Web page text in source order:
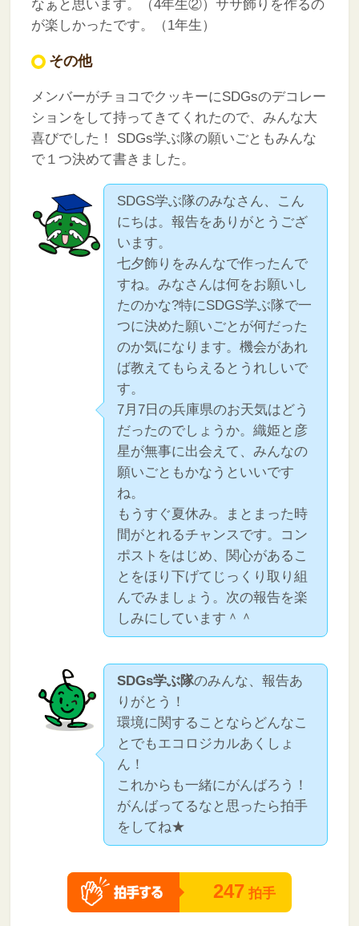
なぁと思います。（4年生②）ササ飾りを作るの
が楽しかったです。（1年生）
その他
メンバーがチョコでクッキーにSDGsのデコレー
ションをして持ってきてくれたので、みんな大
喜びでした！
SDGs学ぶ隊の願いごともみんな
で１つ決めて書きました。
SDGS学ぶ隊のみなさん、こん
にちは。報告をありがとうござ
います。
七夕飾りをみんなで作ったんで
すね。みなさんは何をお願いし
たのかな?特にSDGS学ぶ隊で一
つに決めた願いごとが何だった
のか気になります。機会があれ
ば教えてもらえるとうれしいで
す。
7月7日の兵庫県のお天気はどう
だったのでしょうか。織姫と彦
星が無事に出会えて、みんなの
願いごともかなうといいです
ね。
もうすぐ夏休み。まとまった時
間がとれるチャンスです。コン
ポストをはじめ、関心があるこ
とをほり下げてじっくり取り組
んでみましょう。次の報告を楽
しみにしています＾＾
SDGs学ぶ隊のみんな、報告あ
りがとう！
環境に関することならどんなこ
とでもエコロジカルあくしょ
ん！
これからも一緒にがんばろう！
がんばってるなと思ったら拍手
をしてね★
247 拍手